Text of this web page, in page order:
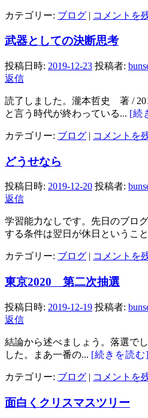
カテゴリー: ブログ | コメントを
武器としての決断思考
投稿日時: 2019-12-23 投稿者:
返信
読了しました。瀧本哲史 著 /
と言う時代が終わっている... [続
カテゴリー: ブログ | コメントを
どうせなら
投稿日時: 2019-12-20 投稿者:
返信
学習能力なしです。先日のブロ
する条件は翌日が休日というこ
カテゴリー: ブログ | コメントを
東京2020 第二次抽選
投稿日時: 2019-12-19 投稿者:
返信
結論から述べましょう。落選で
した。まあ一番の... [続きを読む]
カテゴリー: ブログ | コメントを
面白くクリスマスツリー